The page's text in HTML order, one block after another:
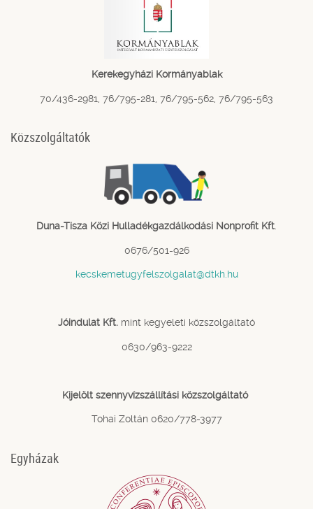
Kerekegyházi Kormányablak
70/436-2981, 76/795-281, 76/795-562, 76/795-563
Közszolgáltatók
Duna-Tisza Közi Hulladékgazdálkodási Nonprofit Kft
0676/501-926
kecskemetugyfelszolgalat@dtkh.hu
Jóindulat Kft. mint kegyeleti közszolgáltató
0630/963-9222
Kijelölt szennyvízszállítási közszolgáltató
Tohai Zoltán 0620/778-3977
Egyházak